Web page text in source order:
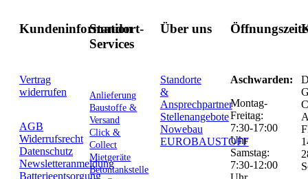
Kundeninformation
Vertrag
widerrufen
AGB
Widerrufsrecht
Datenschutz
Newsletteranmeldung
Batterieentsorgung
Standort-
Services
Anlieferung
Baustoffe &
Versand
Click &
Collect
Mietgeräte
Betontankstelle
Über uns
Standorte
&
Ansprechpartner
Stellenangebote
Nowebau
EUROBAUSTOFF
Aschwarden:
Montag-
Freitag:
7:30-17:00
Uhr
Samstag:
7:30-12:00